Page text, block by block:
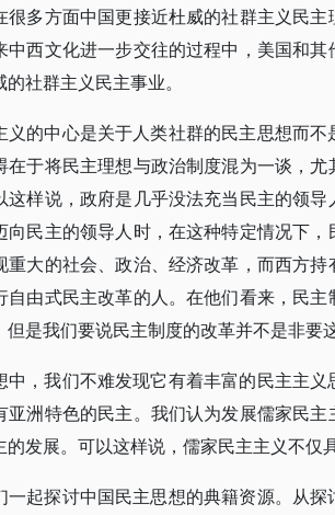
很多方面中国更接近杜威的社群主义民主
中西文化进一步交往的过程中，美国和
社群主义民主事业。
义的中心是关于人类社群的民主思想而
在于将民主理想与政治制度混为一谈，
这样说，政府是几乎没法充当民主的领
向民主的领导人时，在这种特定情况下
重大的社会、政治、经济改革，而西方
自由式民主改革的人。在他们看来，民
是我们要说民主制度的改革并不是非要
中，我们不难发现它有着丰富的民主主
亚洲特色的民主。我们认为发展儒家民
发展。可以这样说，儒家民主主义不仅
一起探讨中国民主思想的典籍资源。从